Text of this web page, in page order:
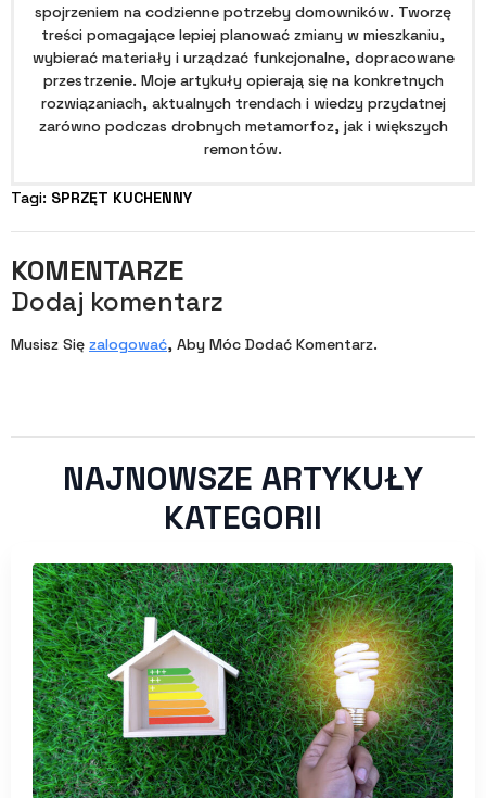
spojrzeniem na codzienne potrzeby domowników. Tworzę
treści pomagające lepiej planować zmiany w mieszkaniu,
wybierać materiały i urządzać funkcjonalne, dopracowane
przestrzenie. Moje artykuły opierają się na konkretnych
rozwiązaniach, aktualnych trendach i wiedzy przydatnej
zarówno podczas drobnych metamorfoz, jak i większych
remontów.
Tagi: SPRZĘT KUCHENNY
KOMENTARZE
Dodaj komentarz
Musisz Się zalogować, Aby Móc Dodać Komentarz.
NAJNOWSZE ARTYKUŁY
KATEGORII